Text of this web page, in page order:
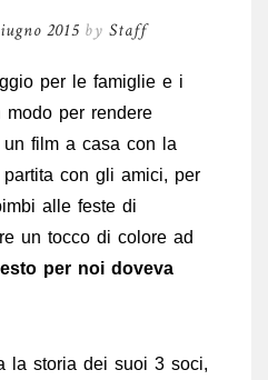
2015 by Staff
per le famiglie e i
modo per rendere
film a casa con la
con gli amici, per
alle feste di
un tocco di colore ad
per noi doveva
la storia dei suoi 3 soci,